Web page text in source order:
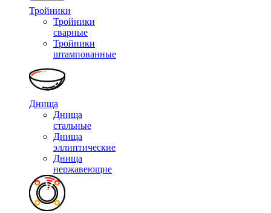
Тройники
Тройники
сварные
Тройники
штампованные
Днища
Днища
стальные
Днища
эллиптические
Днища
нержавеющие